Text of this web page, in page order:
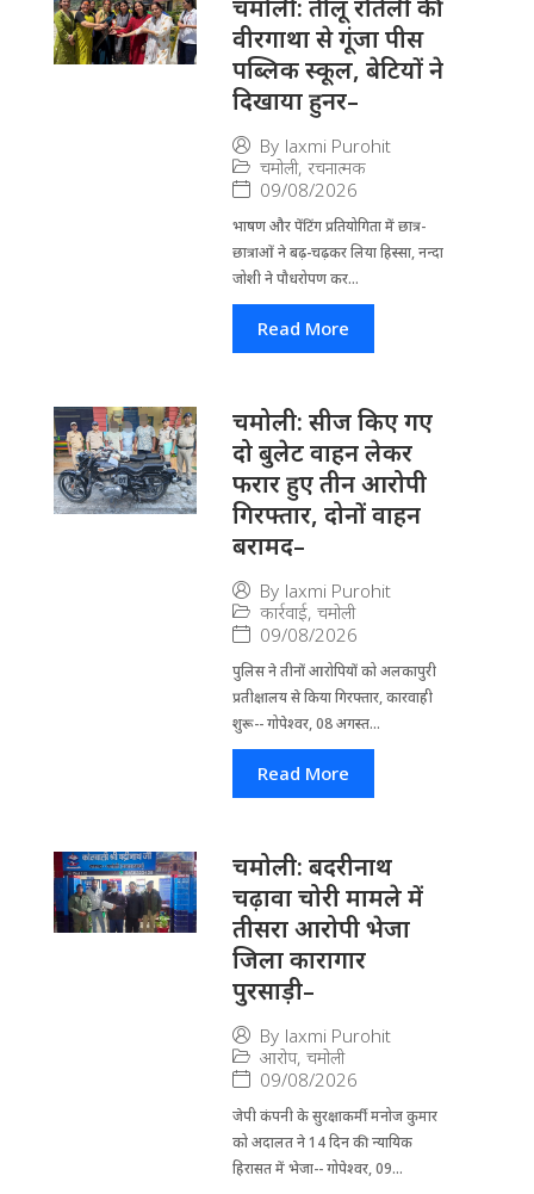
चमोली: तीलू रौतेली की
वीरगाथा से गूंजा पीस
पब्लिक स्कूल, बेटियों ने
दिखाया हुनर–
By laxmi Purohit
चमोली, रचनात्मक
09/08/2026
भाषण और पेंटिंग प्रतियोगिता में छात्र-
छात्राओं ने बढ़-चढ़कर लिया हिस्सा, नन्दा
जोशी ने पौधरोपण कर...
Read More
चमोली: सीज किए गए
दो बुलेट वाहन लेकर
फरार हुए तीन आरोपी
गिरफ्तार, दोनों वाहन
बरामद–
By laxmi Purohit
कार्रवाई, चमोली
09/08/2026
पुलिस ने तीनों आरोपियों को अलकापुरी
प्रतीक्षालय से किया गिरफ्तार, कारवाही
शुरू-- गोपेश्वर, 08 अगस्त...
Read More
चमोली: बदरीनाथ
चढ़ावा चोरी मामले में
तीसरा आरोपी भेजा
जिला कारागार
पुरसाड़ी–
By laxmi Purohit
आरोप, चमोली
09/08/2026
जेपी कंपनी के सुरक्षाकर्मी मनोज कुमार
को अदालत ने 14 दिन की न्यायिक
हिरासत में भेजा-- गोपेश्वर, 09...